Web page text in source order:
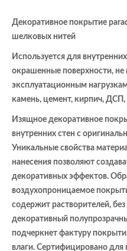
Декоративное покрытие
шелковых нитей
Используется для
окрашенные поверхности,
эксплуатационным
камень, цемент, кирпич,
Изящное декоративное
внутренних стен с
Уникальные свойства
нанесения позволяют
декоративных эффектов.
воздухопроницаемое
содержит растворителей,
декоративный
подчеркнет фактуру
влаги. Сертифицировано для